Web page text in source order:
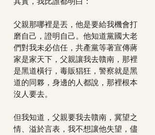
父親那哪裡是丟，他是要給我機會打
磨自己，證明自己。他知道黨國大老
們對我未必信任，共產黨等著宣傳蔣
家是家天下，父親讓我去贛南，那裡
是黑道橫行，毒販猖狂，警察就是黑
道的同夥，身邊的人都說，那裡根本
沒人要去。
但我知道，父親要我去贛南，冀望之
情、溢於言表，我不想讓他失望，儘